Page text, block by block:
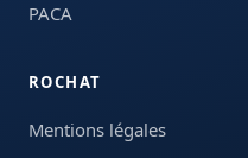
PACA
ROCHAT
Mentions légales